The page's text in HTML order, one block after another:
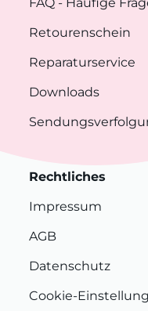
Retourenschein
Reparaturservice
Downloads
Rechtliches
Impressum
AGB
Datenschutz
Cookie-